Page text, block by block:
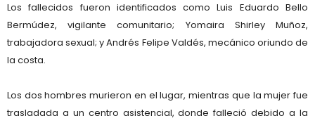
Los fallecidos fueron identificados comoLuis Eduardo Bello
Bermúdez, vigilante comunitario; Yomaira Shirley Muñoz,
trabajadora sexual; yAndrés Felipe Valdés, mecánico oriundo de
la costa.
Los dos hombres murieron en el lugar, mientras que la mujer fue
trasladada a un centro asistencial, donde falleció debido a la